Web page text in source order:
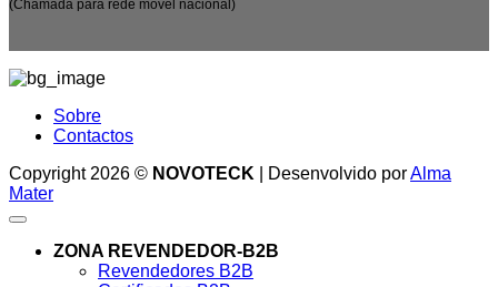
(Chamada para rede móvel nacional)
Sobre
Contactos
Copyright 2026 © NOVOTECK | Desenvolvido porAlma
Mater
ZONA REVENDEDOR-B2B
Revendedores B2B